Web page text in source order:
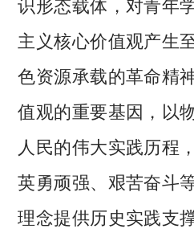
主义核心价值观产生
色资源承载的革命精
值观的重要基因，以
人民的伟大实践历程
英勇顽强、艰苦奋斗
理念提供历史实践支